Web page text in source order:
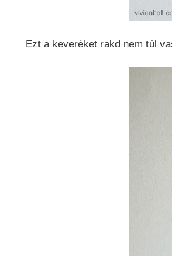
Ezt a keveréket rakd nem túl